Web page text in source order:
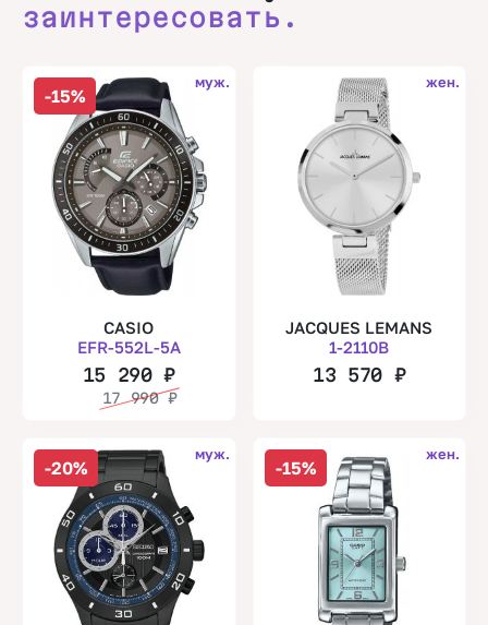
заинтересовать.
-15%
муж.
CASIO
EFR-552L-5A
15 290₽
17 990₽
жен.
JACQUES LEMANS
1-2110B
13 570 ₽
-20%
муж.
-15%
жен.